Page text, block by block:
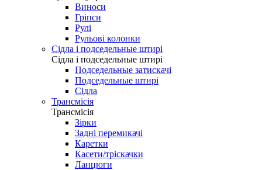
Виноси
Гріпси
Рулі
Рульові колонки
Сідла і подседельные штирі
Сідла і подседельные штирі
Подседельные затискачі
Подседельные штирі
Сідла
Трансмісія
Трансмісія
Зірки
Задні перемикачі
Каретки
Касети/тріскачки
Ланцюги